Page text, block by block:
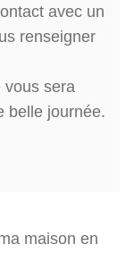
avec un
renseigner
vous sera
belle journée.
maison en